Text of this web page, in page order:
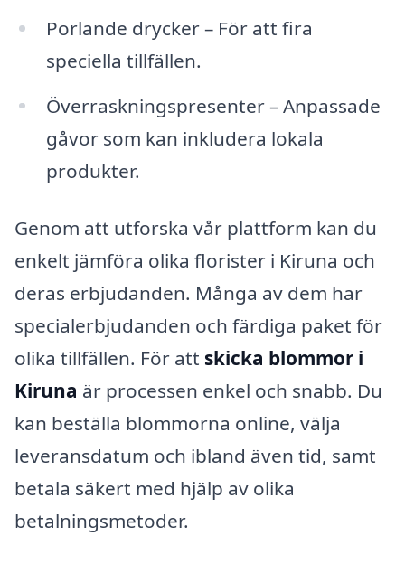
Porlande drycker – För att fira
speciella tillfällen.
Överraskningspresenter – Anpassade
gåvor som kan inkludera lokala
produkter.
Genom att utforska vår plattform kan du
enkelt jämföra olika florister i Kiruna och
deras erbjudanden. Många av dem har
specialerbjudanden och färdiga paket för
olika tillfällen. För att skicka blommor i
Kiruna är processen enkel och snabb. Du
kan beställa blommorna online, välja
leveransdatum och ibland även tid, samt
betala säkert med hjälp av olika
betalningsmetoder.